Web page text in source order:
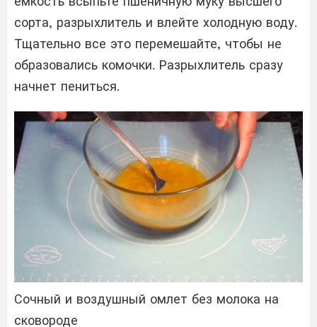
сорта, разрыхлитель и влейте холодную воду.
Тщательно все это перемешайте, чтобы не
образовались комочки. Разрыхлитель сразу
начнет пениться.
Сочный и воздушный омлет без молока на
сковороде